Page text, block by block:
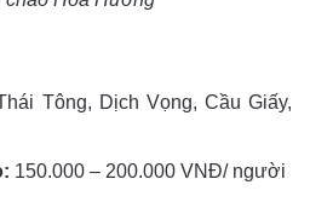
Tông, Dịch Vọng, Cầu Giấy,
150.000 – 200.000 VNĐ/ người